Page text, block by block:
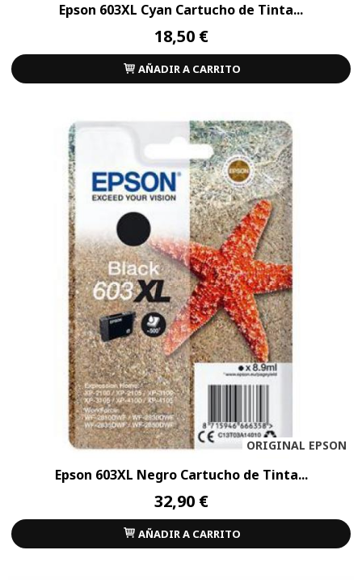
Epson 603XL Cyan Cartucho de Tinta...
18,50 €
AÑADIR A CARRITO
ORIGINAL EPSON
Epson 603XL Negro Cartucho de Tinta...
32,90 €
AÑADIR A CARRITO